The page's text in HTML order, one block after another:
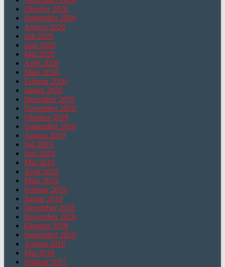
Oktober 2020
September 2020
August 2020
Juli 2020
Juni 2020
Mai 2020
April 2020
März 2020
Februar 2020
Januar 2020
Dezember 2019
November 2019
Oktober 2019
September 2019
August 2019
Juli 2019
Juni 2019
Mai 2019
April 2019
März 2019
Februar 2019
Januar 2019
Dezember 2018
November 2018
Oktober 2018
September 2018
August 2018
Mai 2018
Februar 2017